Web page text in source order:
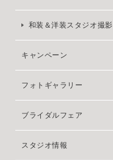
和装＆洋装スタジオ撮影
キャンペーン
フォトギャラリー
ブライダルフェア
スタジオ情報